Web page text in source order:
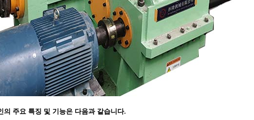
의 주요 특징 및 기능은 다음과 같습니다.